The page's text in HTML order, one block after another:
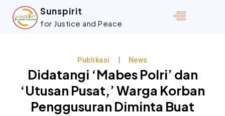
Sunspirit
for Justice and Peace
Publikasi News
Didatangi ‘Mabes Polri’ dan
‘Utusan Pusat,’ Warga Korban
Penggusuran Diminta Buat